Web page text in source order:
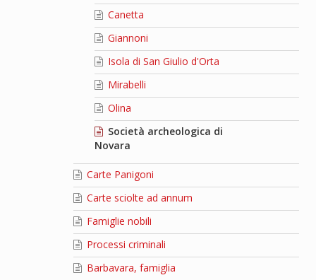
Canetta
Giannoni
Isola di San Giulio d'Orta
Mirabelli
Olina
Società archeologica di
Novara
Carte Panigoni
Carte sciolte ad annum
Famiglie nobili
Processi criminali
Barbavara, famiglia